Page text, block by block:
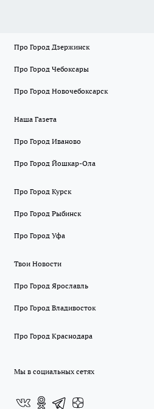
Про Город Дзержинск
Про Город Чебоксары
Про Город Новочебоксарск
Наша Газета
Про Город Иваново
Про Город Йошкар-Ола
Про Город Курск
Про Город Рыбинск
Про Город Уфа
Твои Новости
Про Город Ярославль
Про Город Владивосток
Про Город Краснодара
Мы в социальных сетях